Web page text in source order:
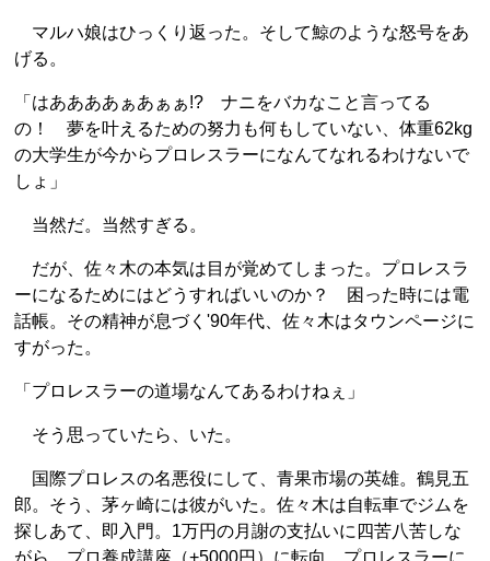
マルハ娘はひっくり返った。そして鯨のような怒号をあ
げる。
「はああああぁあぁぁ!? ナニをバカなこと言ってる
の！ 夢を叶えるための努力も何もしていない、体重62kg
の大学生が今からプロレスラーになんてなれるわけないで
しょ」
当然だ。当然すぎる。
だが、佐々木の本気は目が覚めてしまった。プロレスラ
ーになるためにはどうすればいいのか？ 困った時には電
話帳。その精神が息づく'90年代、佐々木はタウンページに
すがった。
「プロレスラーの道場なんてあるわけねぇ」
そう思っていたら、いた。
国際プロレスの名悪役にして、青果市場の英雄。鶴見五
郎。そう、茅ヶ崎には彼がいた。佐々木は自転車でジムを
探しあて、即入門。1万円の月謝の支払いに四苦八苦しな